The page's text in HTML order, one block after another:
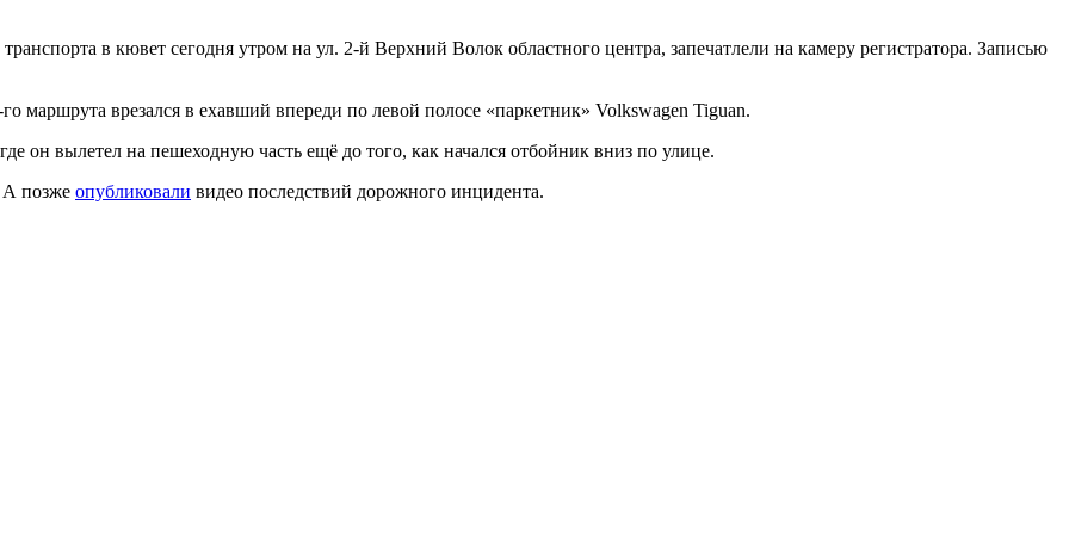
в кювет сегодня утром на ул. 2-й Верхний Волок областного центра, запечатлели на камеру регистратора. Записью
маршрута врезался в ехавший впереди по левой полосе «паркетник» Volkswagen Tiguan.
он вылетел на пешеходную часть ещё до того, как начался отбойник вниз по улице.
А позже опубликовали видео последствий дорожного инцидента.